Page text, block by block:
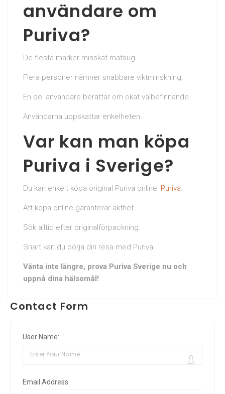
användare om
Puriva?
De flesta märker minskat matsug.
Flera personer nämner snabbare viktminskning.
En del användare berättar om ökat välbefinnande.
Användarna uppskattar enkelheten.
Var kan man köpa
Puriva i Sverige?
Du kan enkelt köpa original Puriva online: Puriva.
Att köpa online garanterar äkthet.
Sök alltid efter originalförpackning.
Snart kan du börja din resa med Puriva.
Vänta inte längre, prova Puriva Sverige nu och
uppnå dina hälsomål!
Contact Form
User Name:
Email Address: